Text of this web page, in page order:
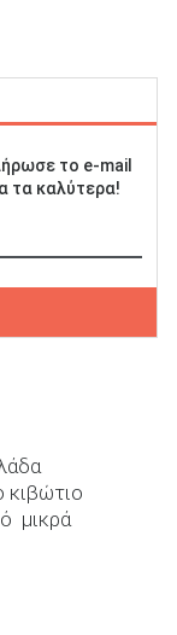
το e-mail
τα καλύτερα!
κιβώτιο
μικρά